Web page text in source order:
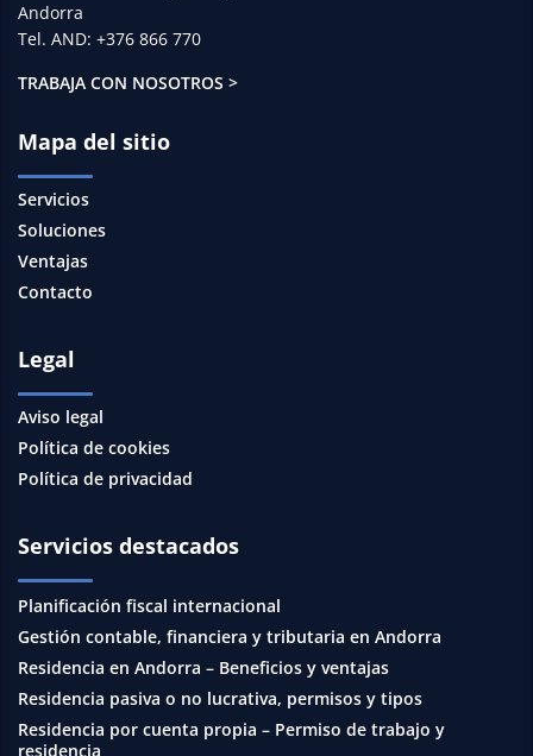
Andorra
Tel. AND: +376 866 770
TRABAJA CON NOSOTROS >
Mapa del sitio
Servicios
Soluciones
Ventajas
Contacto
Legal
Aviso legal
Política de cookies
Política de privacidad
Servicios destacados
Planificación fiscal internacional
Gestión contable, financiera y tributaria en Andorra
Residencia en Andorra – Beneficios y ventajas
Residencia pasiva o no lucrativa, permisos y tipos
Residencia por cuenta propia – Permiso de trabajo y
residencia